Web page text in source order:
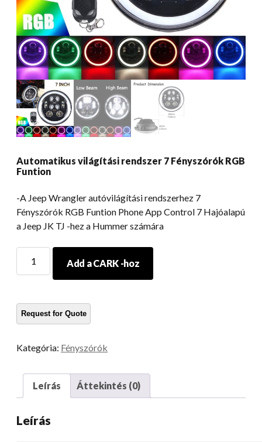
Automatikus világítási rendszer 7 Fényszórók RGB
Funtion
-A Jeep Wrangler autóvilágítási rendszerhez 7
Fényszórók RGB Funtion Phone App Control 7 Hajóalapú
a Jeep JK TJ -hez a Hummer számára
világítási
Fényszórók
RGB
mennyiség
Add a CARK -hoz
Kategória: Fényszórók
Leírás Áttekintés (0)
Leírás